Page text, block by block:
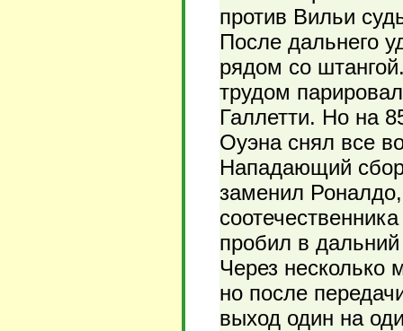
против Вильи
После дальнего
рядом со
трудом
Галлетти. Но на
Оуэна снял все
Нападающий
заменил Роналдо,
пробил в
Через несколько
но после
выход один на